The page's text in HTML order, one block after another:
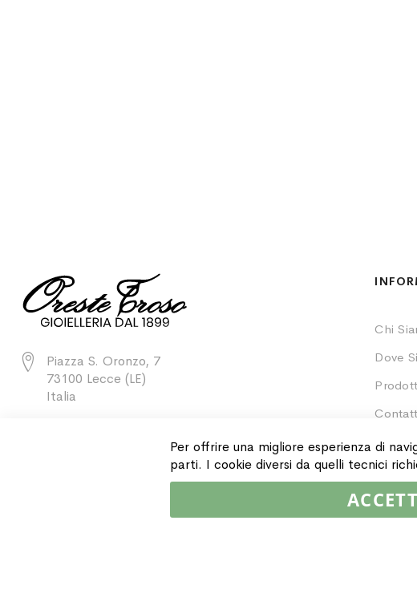
Piazza S. Oronzo, 7
73100 Lecce (LE)
Italia
Chi
Dove
Copyright © 2015 Gioielleria Oreste Troso. All rights reserved. P. IVA IT02064590751
Per offrire una migliore esperienza di
parti. I cookie diversi da quelli tecnici